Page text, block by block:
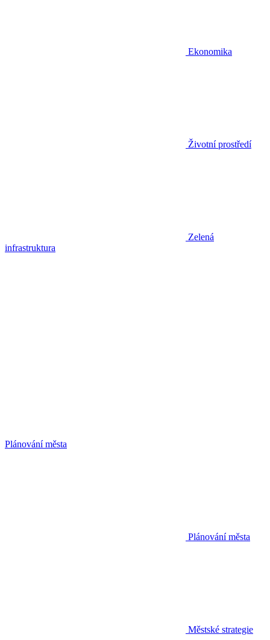
Ekonomika
Životní prostředí
Zelená
infrastruktura
Plánování města
Plánování města
Městské strategie